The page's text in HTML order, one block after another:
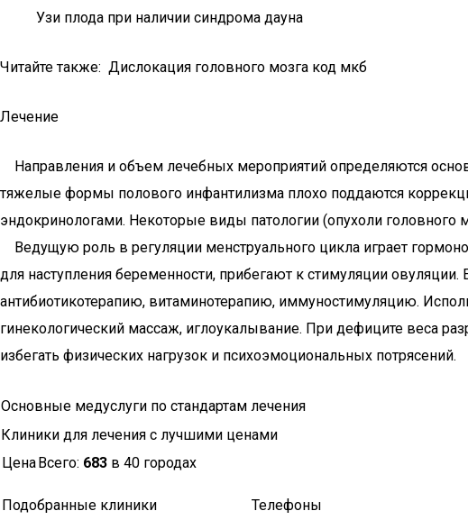
Узи плода при наличии синдрома дауна
Читайте также: Дислокация головного мозга код мкб
Лечение
Направления и объем лечебных мероприятий определяются
тяжелые формы полового инфантилизма плохо поддаются
эндокринологами. Некоторые виды патологии (опухоли головного
Ведущую роль в регуляции менструального цикла играет
для наступления беременности, прибегают к стимуляции
антибиотикотерапию, витаминотерапию, иммуностимуляцию.
гинекологический массаж, иглоукалывание. При дефиците веса
избегать физических нагрузок и психоэмоциональных потрясений.
Основные медуслуги по стандартам лечения
Клиники для лечения с лучшими ценами
ЦенаВсего: 683 в 40 городах
Подобранные клиники Телефоны